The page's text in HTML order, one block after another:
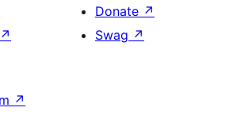
↗
Donate ↗
Swag ↗
↗